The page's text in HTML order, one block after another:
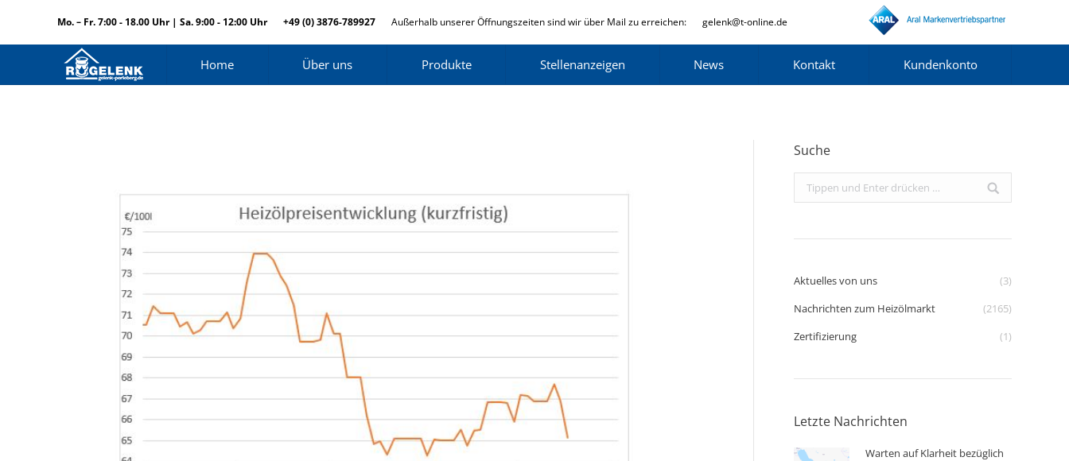
Mo. – Fr. 7:00 - 18.00 Uhr | Sa. 9:00 - 12:00 Uhr +49 (0) 3876-789927 Außerhalb unserer Öffnungszeiten sind wir über Mail zu erreichen: gelenk@t-online.de
Home Über uns Produkte Stellenanzeigen News Kontakt Kundenkonto
Suche
Search:
Aktuelles von uns
(3)
Nachrichten zum Heizölmarkt
(2165)
Zertifizierung
(1)
Letzte Nachrichten
Warten auf Klarheit bezüglich